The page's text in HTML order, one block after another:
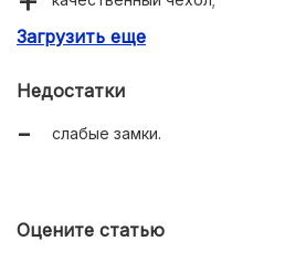
эффективность.
Загрузить еще
Недостатки
слабые замки.
Оцените статью